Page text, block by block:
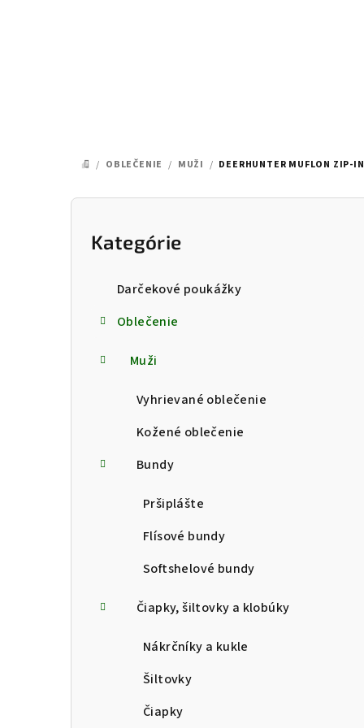
DOMOV
/ OBLEČENIE / MUŽI / DEERHUNTER MUFLON ZIP-
Preskočiť
kategórie
Kategórie
Darčekové poukážky
Oblečenie
Muži
Vyhrievané oblečenie
Kožené oblečenie
Bundy
Pršiplášte
Flísové bundy
Softshelové bundy
Čiapky, šiltovky a klobúky
Nákrčníky a kukle
Šiltovky
Čiapky